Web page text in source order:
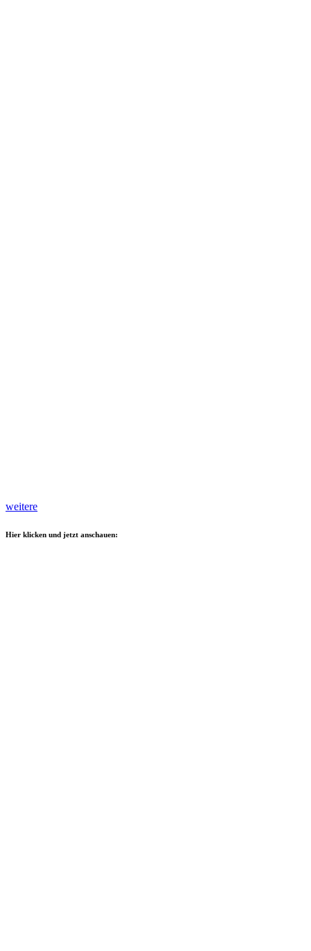
weitere
Hier klicken und jetzt anschauen: